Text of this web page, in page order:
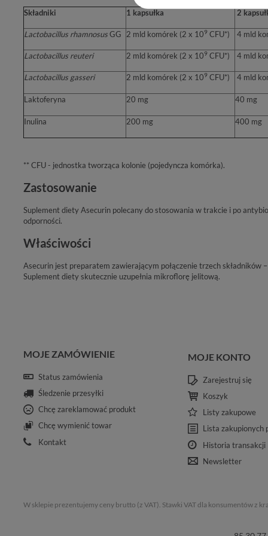
Składniki 1 kapsułka 2
Lactobacillus rhamnosusGG 2 mld komórek (2 x 109 CFU*) 4 mld
Lactobacillus reuteri 2 mld komórek (2 x 109 CFU*) 4 mld
Lactobacillus gasseri 2 mld komórek (2 x 109 CFU*) 4 mld
Laktoferyna 20 mg 40 mg
Inulina 200 mg 400 mg
** CFU - jednostka tworząca kolonie (pojedyncza komórka).
Zastosowanie
Suplement diety Asecurin polecany do stosowania w trakcie i po
odporności.
Właściwości
Asecurin jest preparatem zawierającym połączenie trzech
Suplement diety skutecznie uzupełnia mikroflorę jelitową.
MOJE ZAMÓWIENIE
Status zamówienia
Śledzenie przesyłki
Chcę zareklamować produkt
Chcę wymienić towar
Kontakt
MOJE KONTO
Zarejestruj się
Koszyk
Listy zakupowe
Lista zakupionych
Historia transakcji
Newsletter
W sklepie prezentujemy ceny brutto (z VAT). Stawki VAT dla konsumentów z